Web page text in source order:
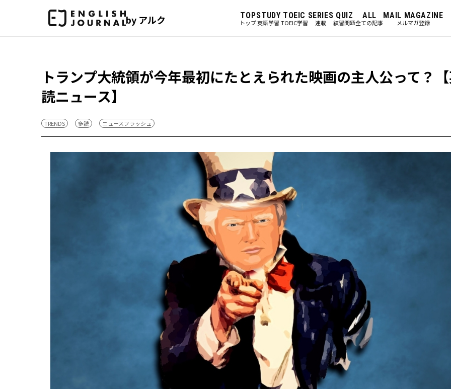
by アルク TOP
トップ
STUDY
英語学習
TOEIC
TOEIC学習
SERIES
連載
QUIZ
練習問題
ALL
全ての記事
MAIL MAGAZINE
メルマガ登録
トランプ大統領が今年最初にたとえられた映画の主人公って？
読ニュース】
TRENDS 多読 ニュースフラッシュ